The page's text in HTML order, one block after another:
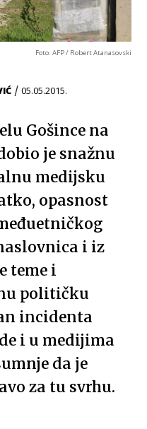
Foto: AFP / Robert Atanasovski
/ 05.05.2015.
Gošince na
je snažnu
medijsku
opasnost
i iz
teme i
političku
incidenta
i u medijima
da je
za tu svrhu.